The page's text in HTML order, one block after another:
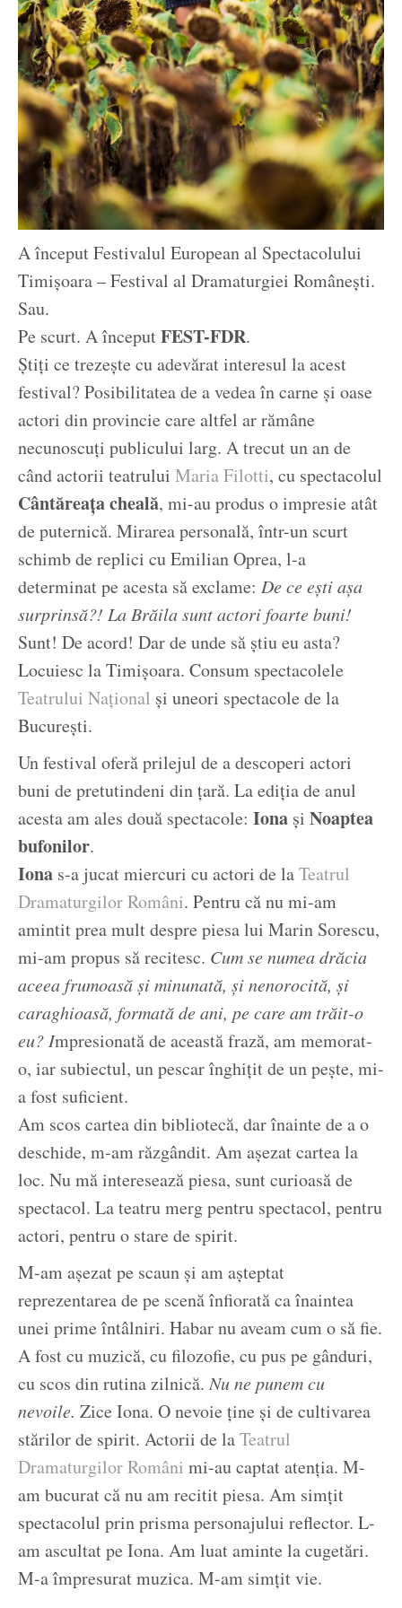
A început Festivalul European al Spectacolului
Timișoara – Festival al Dramaturgiei Românești.
Sau.
Pe scurt. A începutFEST-FDR.
Știți ce trezește cu adevărat interesul la acest
festival? Posibilitatea de a vedea în carne și oase
actori din provincie care altfel ar rămâne
necunoscuți publicului larg. A trecut un an de
când actorii teatrului Maria Filotti, cu spectacolul
Cântăreața cheală, mi-au produs o impresie atât
de puternică. Mirarea personală, într-un scurt
schimb de replici cu Emilian Oprea, l-a
determinat pe acesta să exclame: De ce ești așa
surprinsă?! La Brăila sunt actori foarte buni!
Sunt! De acord! Dar de unde să știu eu asta?
Locuiesc la Timișoara. Consum spectacolele
Teatrului Național și uneori spectacole de la
București.
Un festival oferă prilejul de a descoperi actori
buni de pretutindeni din țară. La ediția de anul
acesta am ales două spectacole: Iona și Noaptea
bufonilor.
Iona s-a jucat miercuri cu actori de laTeatrul
Dramaturgilor Români. Pentru că nu mi-am
amintit prea mult despre piesa lui Marin Sorescu,
mi-am propus să recitesc. Cum se numea drăcia
aceea frumoasă și minunată, și nenorocită, și
caraghioasă, formată de ani, pe care am trăit-o
eu? Impresionată de această frază, am memorat-
o, iar subiectul, un pescar înghițit de un pește, mi-
a fost suficient.
Am scos cartea din bibliotecă, dar înainte de a o
deschide, m-am răzgândit. Am așezat cartea la
loc. Nu mă interesează piesa, sunt curioasă de
spectacol. La teatru merg pentru spectacol, pentru
actori, pentru o stare de spirit.
M-am așezat pe scaun și am așteptat
reprezentarea de pe scenă înfiorată ca înaintea
unei prime întâlniri. Habar nu aveam cum o să fie.
A fost cu muzică, cu filozofie, cu pus pe gânduri,
cu scos din rutina zilnică.Nu ne punem cu
nevoile. Zice Iona. O nevoie ține și de cultivarea
stărilor de spirit. Actorii de laTeatrul
Dramaturgilor Români mi-au captat atenția. M-
am bucurat că nu am recitit piesa. Am simțit
spectacolul prin prisma personajului reflector. L-
am ascultat pe Iona. Am luat aminte la cugetări.
M-a împresurat muzica. M-am simțit vie.